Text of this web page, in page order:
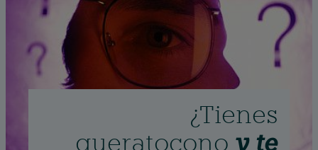
¿Tienes
queratocono y te